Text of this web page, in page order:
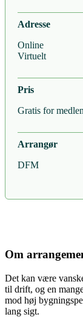
Om
Det kan være
til drift, og en
mod høj
lang sigt.
Adresse
Online
Virtuelt
Pris
Gratis for
Arrangør
DFM